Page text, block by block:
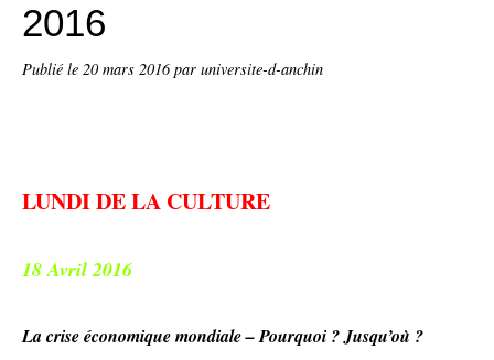
2016
Publié le 20 mars 2016par universite-d-anchin
LUNDI DE LA CULTURE
18 Avril 2016
La crise économique mondiale – Pourquoi ? Jusqu’où ?